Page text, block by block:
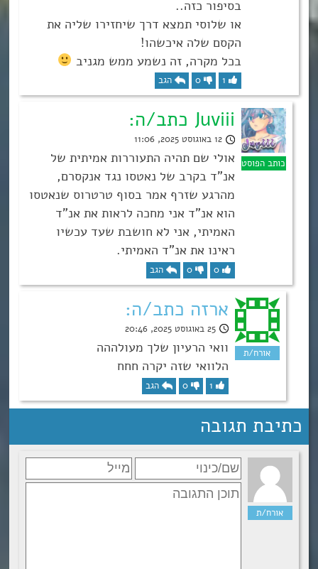
בסיפור כזה..
או שלוסי תמצא דרך שיחזירו שליה את
הקסם שלה איכשהו!
בכל מקרה, זה נשמע ממש מגניב
1
0 הגב
Juviii כתב/ה:
12 באוגוסט 2025, 11:06
אולי שם תהיה התעוררות אמיתית של
אנ”ד בקרב של נאטסו נגד אנקסרם,
מהרגע שזרף אמר בסוף טרטרוס שנאטסו
הוא אנ”ד אני מחכה לראות את אנ”ד
האמיתי, אני לא חושבת שעד עכשיו
ראינו את אנ”ד האמיתי.
0
0 הגב
ארזה כתב/ה:
25 באוגוסט 2025, 20:46
וואי הרעיון שלך מעולההה
הלוואי שזה יקרה חחח
1
0 הגב
כתיבת תגובה